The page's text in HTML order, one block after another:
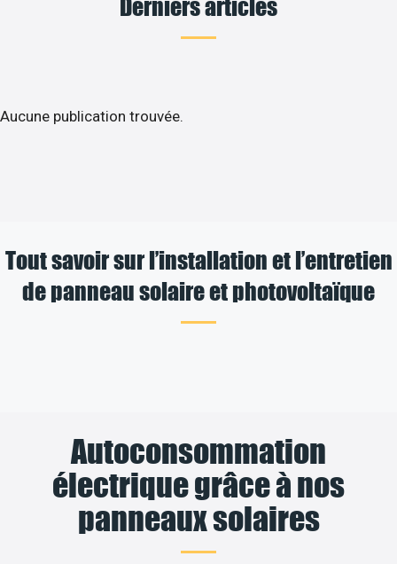
Aucune publication trouvée.
Tout savoir sur l’installation et l’entretien
de panneau solaire et photovoltaïque
Autoconsommation
électrique grâce à nos
panneaux solaires